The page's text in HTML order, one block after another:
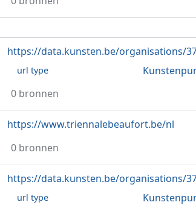
https://data.kunsten.be/organisations/
url type
0 bronnen
https://www.triennalebeaufort.be/nl
0 bronnen
https://data.kunsten.be/organisations/
url type